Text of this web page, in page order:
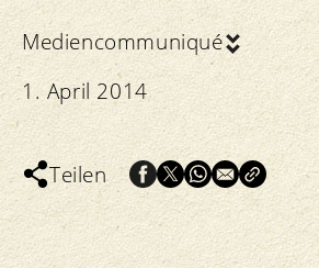
Mediencommuniqué
1. April 2014
Teilen